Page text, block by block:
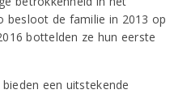
besloot de familie in 2013 op
bottelden ze hun eerste
een uitstekende